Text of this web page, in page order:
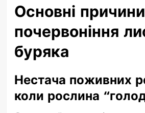
Основні причини
почервоніння
буряка
Нестача поживних
коли рослина